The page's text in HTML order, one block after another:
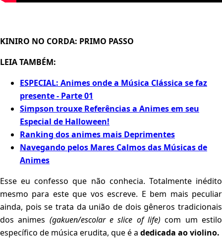
KINIRO NO CORDA: PRIMO PASSO
LEIA TAMBÉM:
ESPECIAL: Animes onde a Música Clássica se faz
presente - Parte 01
Simpson trouxe Referências a Animes em seu
Especial de Halloween!
Ranking dos animes mais Deprimentes
Navegando pelos Mares Calmos das Músicas de
Animes
Esse eu confesso que não conhecia. Totalmente inédito
mesmo para este que vos escreve. E bem mais peculiar
ainda, pois se trata da união de dois gêneros tradicionais
dos animes (gakuen/escolar e slice of life)com um estilo
específico de música erudita, que é a dedicada ao violino.